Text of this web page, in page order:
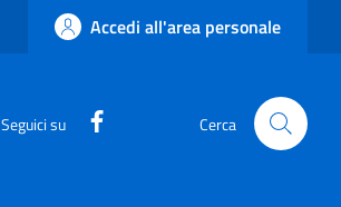
Accedi all'area personale
Seguici su https:// Cerca